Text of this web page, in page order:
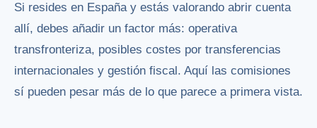
Si resides en España y estás valorando abrir cuenta
allí, debes añadir un factor más: operativa
transfronteriza, posibles costes por transferencias
internacionales y gestión fiscal. Aquí las comisiones
sí pueden pesar más de lo que parece a primera vista.